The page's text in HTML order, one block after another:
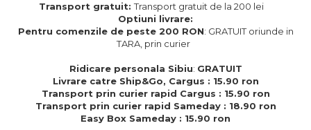
Decoratiuni pentru casa
Genti si portofele barbati din
Transport gratuit:Transport gratuit de la 200 lei
Optiuni livrare:
Pentru comenzile de peste 200 RON: GRATUIT oriunde in
TARA, prin curier
Ridicare personala Sibiu: GRATUIT
Livrare catre Ship&Go, Cargus : 15.90 ron
Transport prin curier rapid Cargus : 15.90 ron
Transport prin curier rapid Sameday : 18.90 ron
Easy Box Sameday : 15.90 ron